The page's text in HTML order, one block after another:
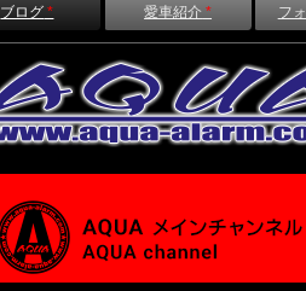
ブログ* 愛車紹介 * フ